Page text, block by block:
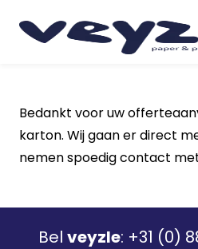
Bedankt voor uw
karton. Wij gaan er direct
nemen spoedig contact
Bel veyzle: +31 (0)